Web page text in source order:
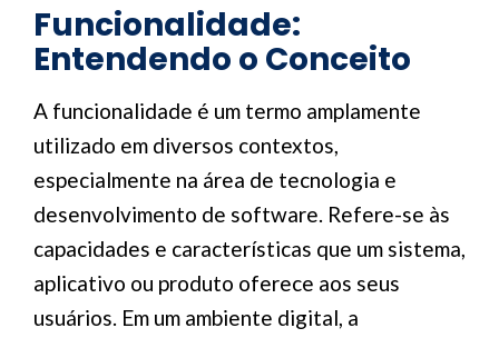
Funcionalidade:
Entendendo o Conceito
A funcionalidade é um termo amplamente
utilizado em diversos contextos,
especialmente na área de tecnologia e
desenvolvimento de software. Refere-se às
capacidades e características que um sistema,
aplicativo ou produto oferece aos seus
usuários. Em um ambiente digital, a